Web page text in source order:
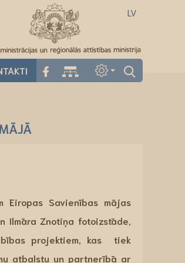
LV
Eiropas Savienības mājas
Ilmāra Znotiņa fotoizstāde
projektiem, kas tiek
atbalstu un partnerībā ar